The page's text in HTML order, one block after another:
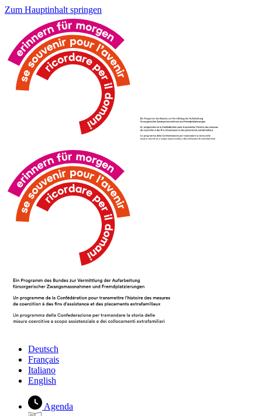
Zum Hauptinhalt springen
Deutsch
Français
Italiano
English
Agenda